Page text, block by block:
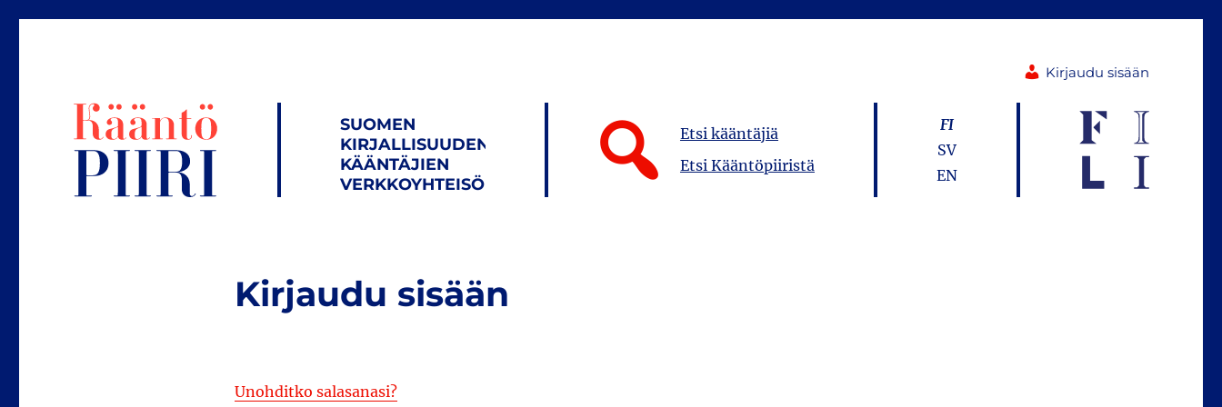
Kirjaudu sisään
SUOMEN
KIRJALLISUUDEN
KÄÄNTÄJIEN
VERKKOYHTEISÖ
Etsi kääntäjiä
Etsi Kääntöpiiristä
FI
SV
EN
Kirjaudu sisään
Unohditko salasanasi?